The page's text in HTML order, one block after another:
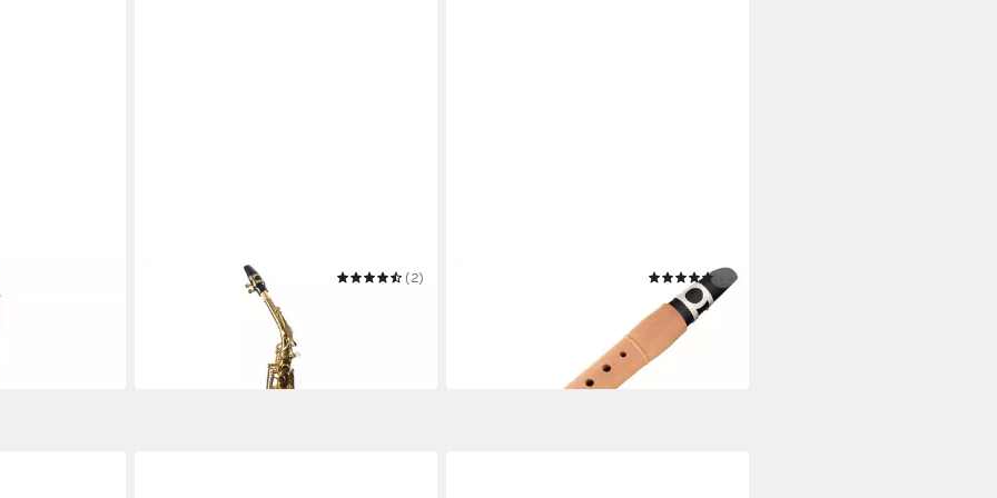
(2)
in 3-4 Werktagen bei dir
Saxophon X-20 Taschensaxophon
SET inkl. 2 x Vandoren Blätter
(2)
in 3-4 Werktagen bei dir